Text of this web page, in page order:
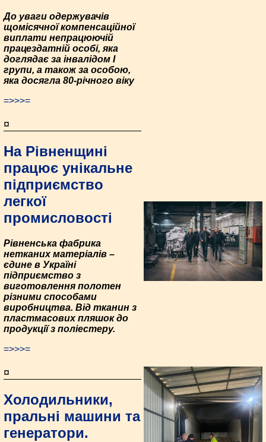
До уваги одержувачів
щомісячної компенсаційної
виплати непрацюючій
працездатній особі, яка
доглядає за інвалідом I
групи, а також за особою,
яка досягла 80-річного віку
=>>>=
¤
На Рівненщині
працює унікальне
підприємство
легкої
промисловості
Рівненська фабрика
нетканих матеріалів –
єдине в Україні
підприємство з
виготовлення полотен
різними способами
виробництва. Від тканин з
пластмасових пляшок до
продукції з поліестеру.
=>>>=
¤
Холодильники,
пральні машини та
генератори.